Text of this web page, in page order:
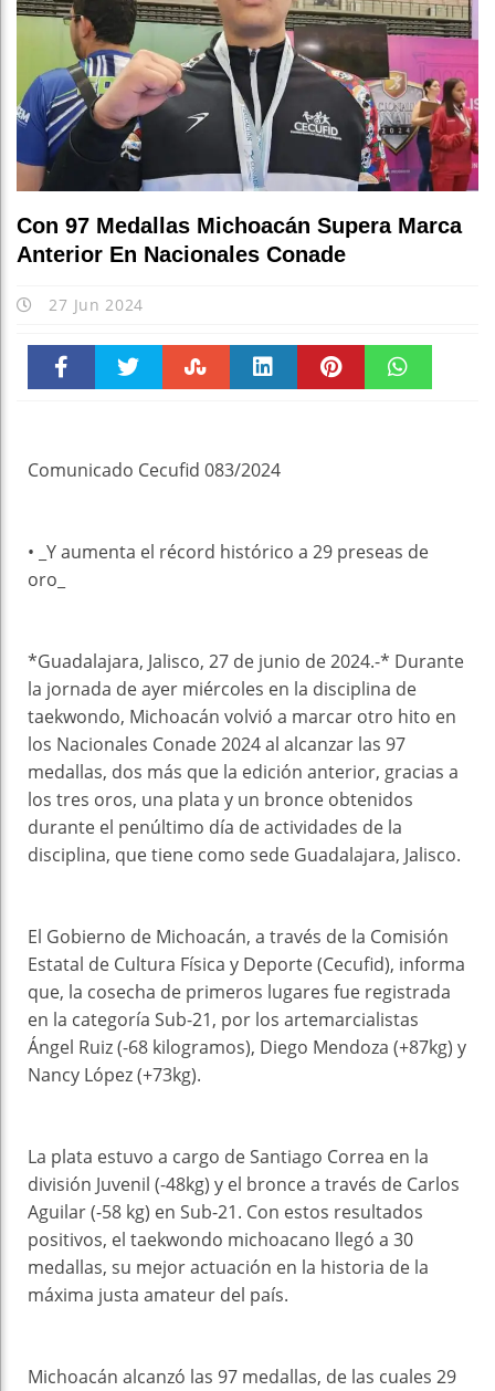
Con 97 Medallas Michoacán Supera Marca
Anterior En Nacionales Conade
27 Jun 2024
Comunicado Cecufid 083/2024
• _Y aumenta el récord histórico a 29 preseas de
oro_
*Guadalajara, Jalisco, 27 de junio de 2024.-* Durante
la jornada de ayer miércoles en la disciplina de
taekwondo, Michoacán volvió a marcar otro hito en
los Nacionales Conade 2024 al alcanzar las 97
medallas, dos más que la edición anterior, gracias a
los tres oros, una plata y un bronce obtenidos
durante el penúltimo día de actividades de la
disciplina, que tiene como sede Guadalajara, Jalisco.
El Gobierno de Michoacán, a través de la Comisión
Estatal de Cultura Física y Deporte (Cecufid), informa
que, la cosecha de primeros lugares fue registrada
en la categoría Sub-21, por los artemarcialistas
Ángel Ruiz (-68 kilogramos), Diego Mendoza (+87kg) y
Nancy López (+73kg).
La plata estuvo a cargo de Santiago Correa en la
división Juvenil (-48kg) y el bronce a través de Carlos
Aguilar (-58 kg) en Sub-21. Con estos resultados
positivos, el taekwondo michoacano llegó a 30
medallas, su mejor actuación en la historia de la
máxima justa amateur del país.
Michoacán alcanzó las 97 medallas, de las cuales 29